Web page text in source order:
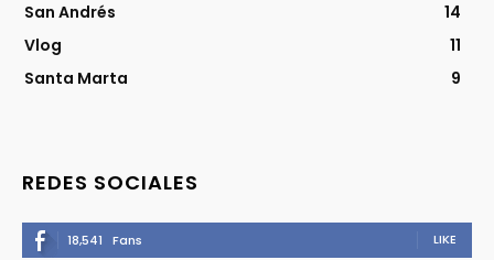
San Andrés
14
Vlog
11
Santa Marta
9
REDES SOCIALES
18,541 Fans LIKE